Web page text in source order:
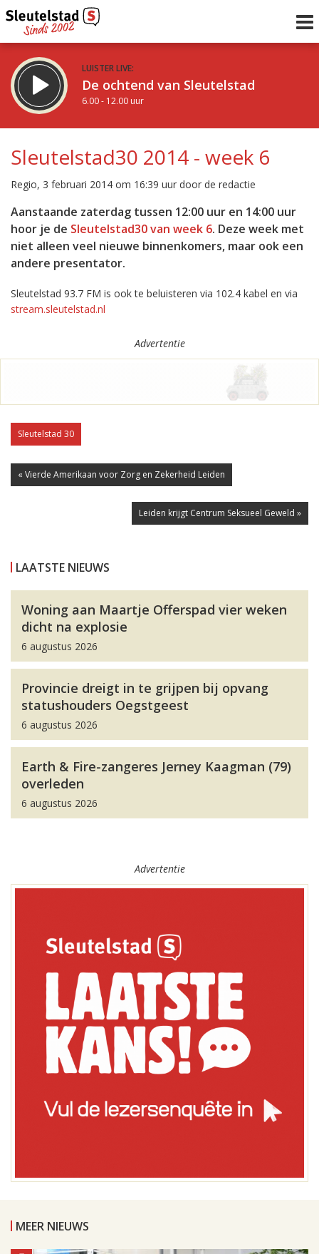
LUISTER LIVE:
De ochtend van Sleutelstad
6.00 - 12.00 uur
De middag van Sleutelstad
12.00 - 18.00 uur
Vorig uur
Volgend uur
Inklappen
Sleutelstad30 2014 - week 6
Regio, 3 februari 2014 om 16:39 uur door de redactie
Aanstaande zaterdag tussen 12:00 uur en 14:00 uur
hoor je de Sleutelstad30 van week 6. Deze week met
niet alleen veel nieuwe binnenkomers, maar ook een
andere presentator.
Sleutelstad 93.7 FM is ook te beluisteren via 102.4 kabel en via
stream.sleutelstad.nl
Advertentie
Sleutelstad 30
« Vierde Amerikaan voor Zorg en Zekerheid Leiden
Leiden krijgt Centrum Seksueel Geweld »
LAATSTE NIEUWS
Woning aan Maartje Offerspad vier weken
dicht na explosie
6 augustus 2026
Provincie dreigt in te grijpen bij opvang
statushouders Oegstgeest
6 augustus 2026
Earth & Fire-zangeres Jerney Kaagman (79)
overleden
6 augustus 2026
Advertentie
MEER NIEUWS